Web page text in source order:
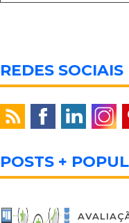
REDES SOCIAIS
POSTS +